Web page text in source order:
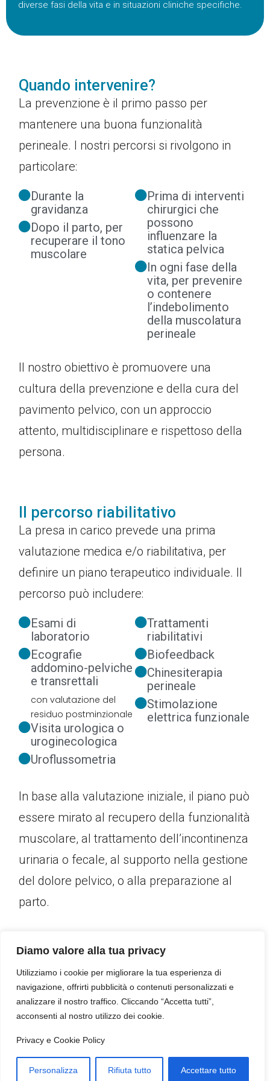
Diamo valore alla tua privacy
Utilizziamo i cookie per migliorare la tua esperienza di
navigazione, offrirti pubblicità o contenuti personalizzati e
analizzare il nostro traffico. Cliccando “Accetta tutti”,
acconsenti al nostro utilizzo dei cookie.
Privacy e Cookie Policy
Personalizza Rifiuta tutto Accettare tutto
diverse fasi della vita e in situazioni cliniche specifiche.
Quando intervenire?
La prevenzione è il primo passo per
mantenere una buona funzionalità
perineale. I nostri percorsi si rivolgono in
particolare:
Durante la
gravidanza
Dopo il parto, per
recuperare il tono
muscolare
Prima di interventi
chirurgici che
possono
influenzare la
statica pelvica
In ogni fase della
vita, per prevenire
o contenere
l’indebolimento
della muscolatura
perineale
Il nostro obiettivo è promuovere una
cultura della prevenzione e della cura del
pavimento pelvico, con un approccio
attento, multidisciplinare e rispettoso della
persona.
Il percorso riabilitativo
La presa in carico prevede una prima
valutazione medica e/o riabilitativa, per
definire un piano terapeutico individuale. Il
percorso può includere:
Esami di
laboratorio
Ecografie
addomino-pelviche
e transrettali
con valutazione del
residuo postminzionale
Visita urologica o
uroginecologica
Uroflussometria
Trattamenti
riabilitativi
Biofeedback
Chinesiterapia
perineale
Stimolazione
elettrica funzionale
In base alla valutazione iniziale, il piano può
essere mirato al recupero della funzionalità
muscolare, al trattamento dell’incontinenza
urinaria o fecale, al supporto nella gestione
del dolore pelvico, o alla preparazione al
parto.
Un approccio su misura
Ogni trattamento è personalizzato e svolto
in un contesto riservato, con l’obiettivo di
migliorare il benessere globale della
persona e restituire fiducia nel proprio